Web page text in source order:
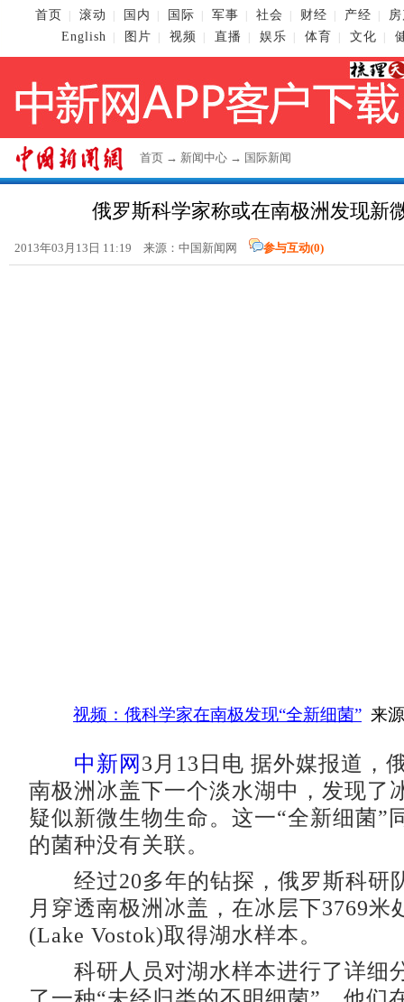
首页 滚动 国内 国际 军事 社会 财经 产经
English
图片 视频 直播 娱乐 体育 文化
首页 → 新闻中心 → 国际新闻
俄罗斯科学家称或在南极洲发现新
2013年03月13日 11:19 来源： 中国新闻网 参与互动(0)
视频：俄科学家在南极发现“全新细菌”来源
中新网 3月13日电 据外媒报道，
南极洲冰盖下一个淡水湖中，发现了
疑似新微生物生命。这一“全新细菌”
的菌种没有关联。
经过20多年的钻探，俄罗斯科研
月穿透南极洲冰盖，在冰层下3769米
(Lake Vostok)取得湖水样本。
科研人员对湖水样本进行了详细